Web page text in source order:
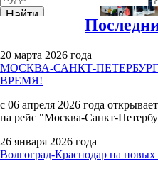
20 марта 2026 года
МОСКВА-САНКТ-
ВРЕМЯ!
с 06 апреля 2026 года
на рейс "Москва-Санкт-
26 января 2026 года
Волгоград-Краснодар на новых